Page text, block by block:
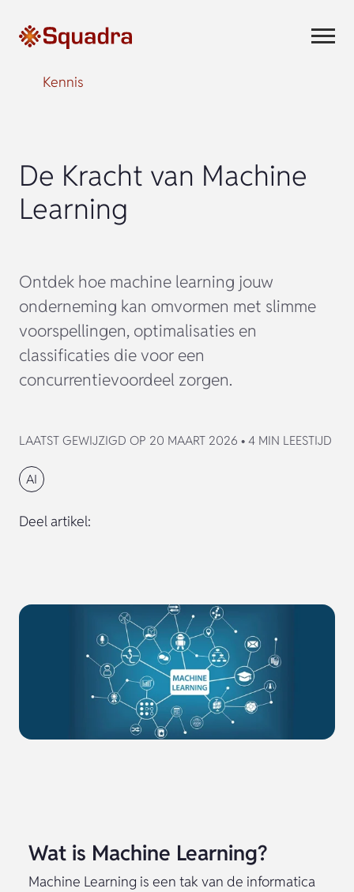
Kennis
De Kracht van Machine
Learning
Ontdek hoe machine learning jouw
onderneming kan omvormen met slimme
voorspellingen, optimalisaties en
classificaties die voor een
concurrentievoordeel zorgen.
LAATST GEWIJZIGD OP 20 MAART 2026 • 4 MIN LEESTIJD
AI
Deel artikel:
Wat is Machine Learning?
Machine Learning is een tak van de informatica